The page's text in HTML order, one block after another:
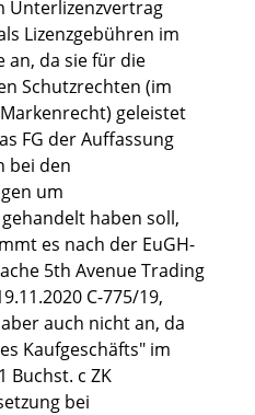
Unterlizenzvertrag
Lizenzgebühren im
an, da sie für die
Schutzrechten (im
geleistet
FG der Auffassung
bei den
um
haben soll,
es nach der EuGH-
5th Avenue Trading
C-775/19,
auch nicht an, da
Kaufgeschäfts" im
Buchst. c ZK
bei